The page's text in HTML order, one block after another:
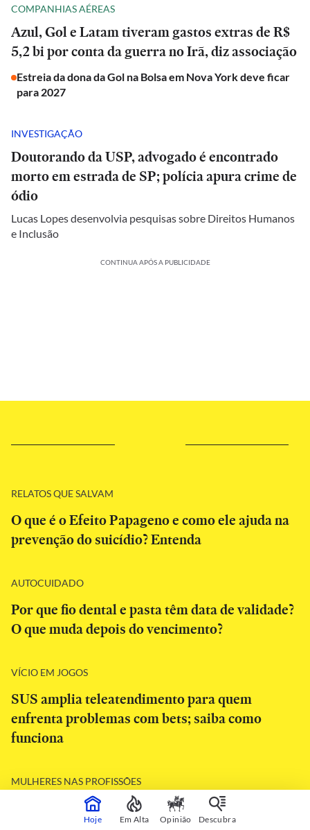
COMPANHIAS AÉREAS
Azul, Gol e Latam tiveram gastos extras de R$
5,2 bi por conta da guerra no Irã, diz associação
Estreia da dona da Gol na Bolsa em Nova York deve ficar
para 2027
INVESTIGAÇÃO
Doutorando da USP, advogado é encontrado
morto em estrada de SP; polícia apura crime de
ódio
Lucas Lopes desenvolvia pesquisas sobre Direitos Humanos
e Inclusão
CONTINUA APÓS A PUBLICIDADE
RELATOS QUE SALVAM
O que é o Efeito Papageno e como ele ajuda na
prevenção do suicídio? Entenda
AUTOCUIDADO
Por que fio dental e pasta têm data de validade?
O que muda depois do vencimento?
VÍCIO EM JOGOS
SUS amplia teleatendimento para quem
enfrenta problemas com bets; saiba como
funciona
MULHERES NAS PROFISSÕES
‘Envelhecer bem vai além de não ter doenças’:
Hoje Em Alta Opinião Descubra